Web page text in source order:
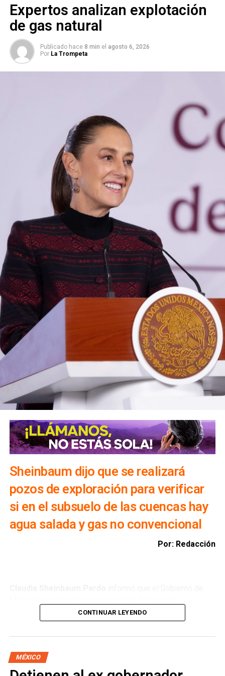
El subsecretario deIntegración y Desarrollo del Sector
camiones de 3.5 toneladas, 38 camiones de 1.5 toneladas,
35 cajas sanitarias y 27 cajas refrigeradas. Además,
presentó el sitio entregamedicamentos.salud.gob.mx, a
través del cual se podrán conocer los medicamentos que
se están entregando en todo el país, los proveedores, a
qué institución y estado se dirigen.
ARTÍCULOS RELACIONADOS:
CLAUDIA SHEINBAUM PARDO
SECRETARÍA DE SALUD
Y CENTROS DE SALUD DEL IMSS BIENESTAR
SIGUIENTE
Monreal es un político indispensable: Rubén Moreira
NO TE PIERDAS
EE. UU. impone arancel de 17 % al jitomate mexicano
Expertos analizan explotación
de gas natural
Publicado hace 8 min el agosto 6, 2026
Por La Trompeta
Sheinbaum dijo que se realizará
pozos de exploración para verificar
si en el subsuelo de las cuencas hay
agua salada y gas no convencional
Por: Redacción
conclusiones preliminares del Comité de Científicos y
Natural No Convencional, con el objetivo de reducir la
energética.
CONTINUAR LEYENDO
MÉXICO